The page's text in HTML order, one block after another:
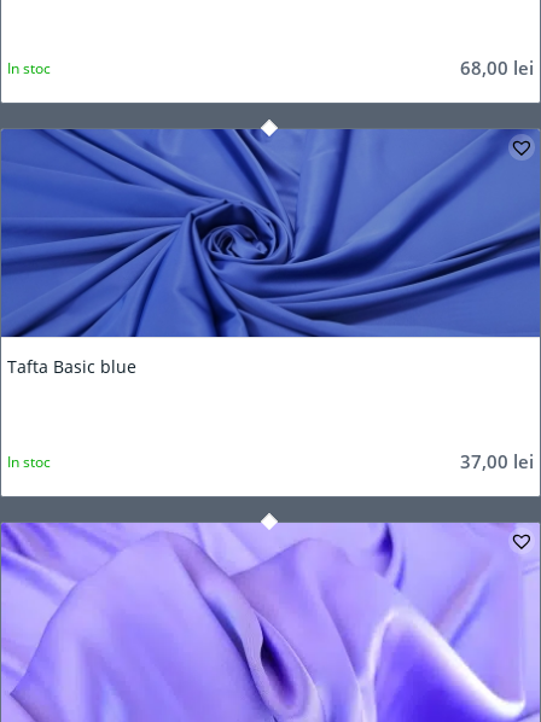
68,00 lei
In stoc
Tafta Basic blue
37,00 lei
In stoc